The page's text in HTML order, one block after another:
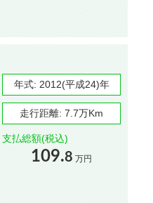
年式: 2012(平成24)年
走行距離: 7.7万Km
支払総額(税込)
109.8 万円